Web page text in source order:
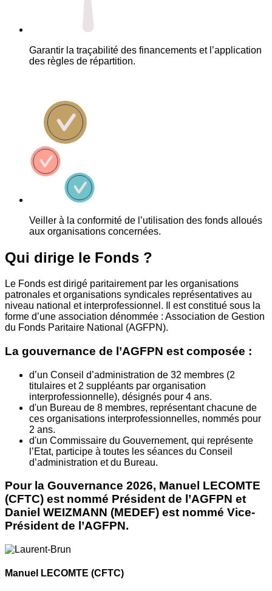
Garantir la traçabilité des financements et l’application
des règles de répartition.
Veiller à la conformité de l’utilisation des fonds alloués
aux organisations concernées.
Qui dirige le Fonds ?
Le Fonds est dirigé paritairement par les organisations
patronales et organisations syndicales représentatives au
niveau national et interprofessionnel. Il est constitué sous la
forme d’une association dénommée : Association de Gestion
du Fonds Paritaire National (AGFPN).
La gouvernance de l’AGFPN est composée :
d’un Conseil d’administration de 32 membres (2
titulaires et 2 suppléants par organisation
interprofessionnelle), désignés pour 4 ans.
d'un Bureau de 8 membres, représentant chacune de
ces organisations interprofessionnelles, nommés pour
2 ans.
d'un Commissaire du Gouvernement, qui représente
l’Etat, participe à toutes les séances du Conseil
d’administration et du Bureau.
Pour la Gouvernance 2026, Manuel LECOMTE
(CFTC) est nommé Président de l’AGFPN et
Daniel WEIZMANN (MEDEF) est nommé Vice-
Président de l’AGFPN.
Manuel LECOMTE (CFTC)